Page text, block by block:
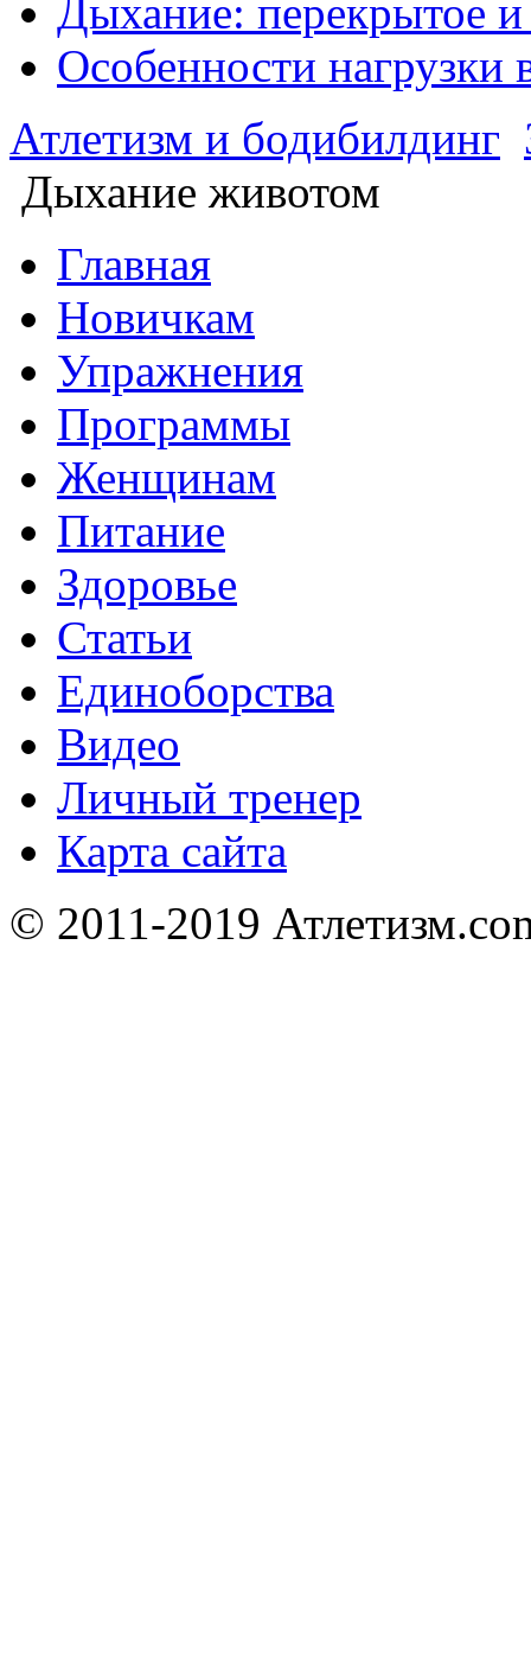
Дыхание: перекрытое
Особенности нагрузки
Атлетизм и бодибилдинг
Дыхание животом
Главная
Новичкам
Упражнения
Программы
Женщинам
Питание
Здоровье
Статьи
Единоборства
Видео
Личный тренер
Карта сайта
© 2011-2019